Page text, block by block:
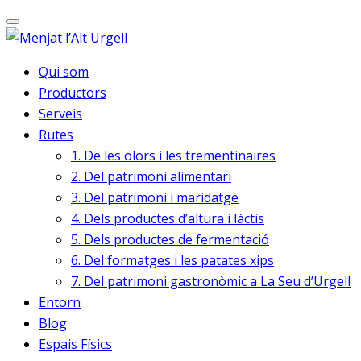
Qui som
Productors
Serveis
Rutes
1. De les olors i les trementinaires
2. Del patrimoni alimentari
3. Del patrimoni i maridatge
4. Dels productes d’altura i làctis
5. Dels productes de fermentació
6. Del formatges i les patates xips
7. Del patrimoni gastronòmic a La Seu d’Urgell
Entorn
Blog
Espais Físics